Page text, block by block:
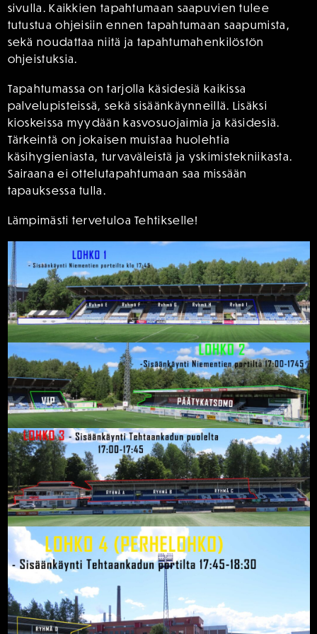
sivulla. Kaikkien tapahtumaan saapuvien tulee
tutustua ohjeisiin ennen tapahtumaan saapumista,
sekä noudattaa niitä ja tapahtumahenkilöstön
ohjeistuksia.
Tapahtumassa on tarjolla käsidesiä kaikissa
palvelupisteissä, sekä sisäänkäynneillä. Lisäksi
kioskeissa myydään kasvosuojaimia ja käsidesiä.
Tärkeintä on jokaisen muistaa huolehtia
käsihygieniasta, turvaväleistä ja yskimistekniikasta.
Sairaana ei ottelutapahtumaan saa missään
tapauksessa tulla.
Lämpimästi tervetuloa Tehtikselle!